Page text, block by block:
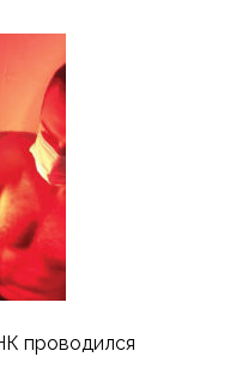
проводился